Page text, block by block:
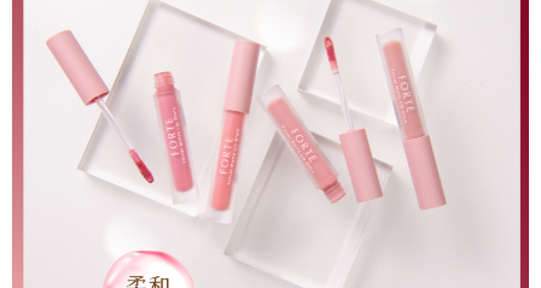
３．未成年的使用者請事先徵得法定代理人或監護人之同意方可使用
「AFTEE先享後付」，若未經同意申辦者引起之損失，本公司不負相關責
任。
４．使用「AFTEE先享後付」時，將依據個別帳號之用戶狀況，依本公司即
時審查核予不同之上限額度；若仍有額度不足之情形，本公司將視審查結果
請求用戶進行身份認證。
５．嚴禁一人註冊多個帳號或使用他人資訊註冊。若發現惡意使用之情形，
恩沛科技股份有限公司將有權停止該用戶之使用額度並採取法律行動。
每筆NT$90，滿NT$1,000(含以上)免運費
萊爾富未付精選單組
付款後萊爾富取貨
每筆NT$90，滿NT$1,000(含以上)免運費